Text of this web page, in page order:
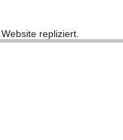
repliziert.